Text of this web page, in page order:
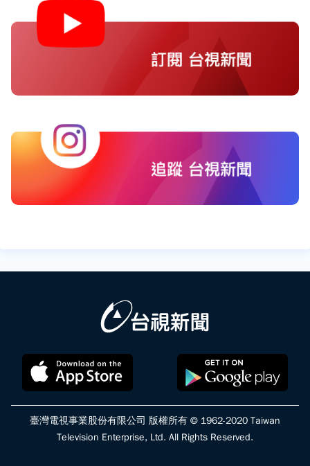
臺灣電視事業股份有限公司 版權所有 © 1962-2020 Taiwan
Television Enterprise, Ltd. All Rights Reserved.